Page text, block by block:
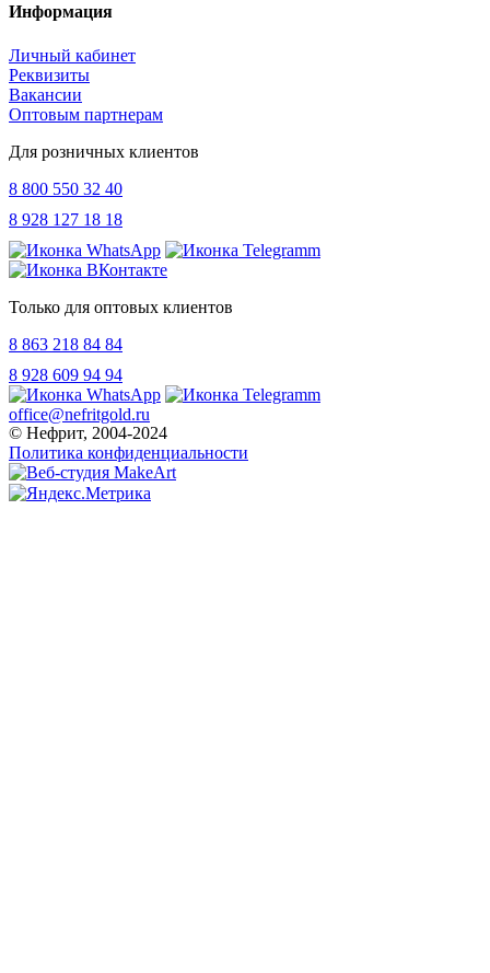
Информация
Личный кабинет
Реквизиты
Вакансии
Оптовым партнерам
Для розничных клиентов
8 800 550 32 40
8 928 127 18 18
Только для оптовых клиентов
8 863 218 84 84
8 928 609 94 94
office@nefritgold.ru
© Нефрит, 2004-2024
Политика конфиденциальности